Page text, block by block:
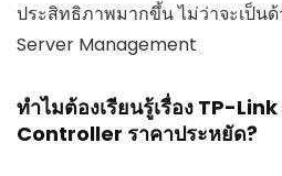
ประสิทธิภาพมากขึ้น ไม่ว่าจะเป็น
Server Management
ทำไมต้องเรียนรู้เรื่อง TP-
Controller ราคาประหยัด?